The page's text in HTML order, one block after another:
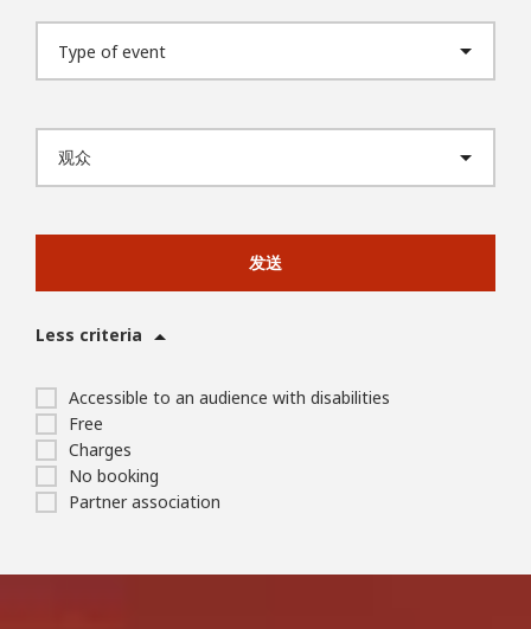
发送
Less criteria
Accessible to an audience with disabilities
Free
Charges
No booking
Partner association